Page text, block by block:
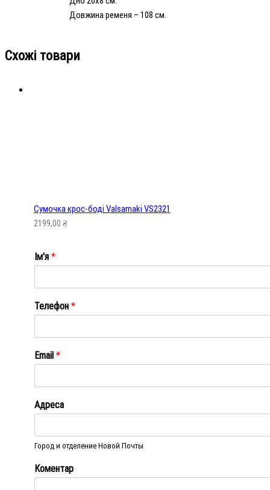
Довжина ременя – 108 см.
Схожі товари
Сумочка крос-боді Valsamaki VS2321
2199,00 ₴
Ім'я *
Телефон *
Email *
Адреса
Город и отделение Новой Почты
Коментар